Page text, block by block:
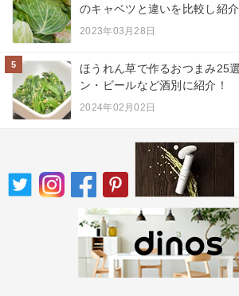
のキャベツと違いを比較し紹介
2023年03月28日
5
ほうれん草で作るおつまみ25
ン・ビールなど酒別に紹介！
2024年02月02日